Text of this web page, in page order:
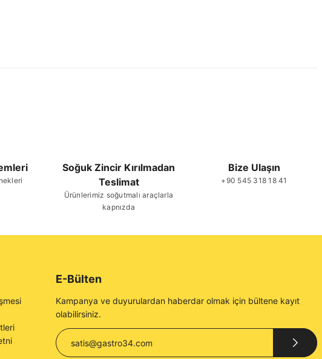
Soğuk Zincir Kırılmadan
Teslimat
Ürünlerimiz soğutmalı araçlarla
kapnızda
Bize Ulaşın
+90 545 318 18 41
E-Bülten
Kampanya ve duyurulardan haberdar olmak için bültene kayıt
olabilirsiniz.